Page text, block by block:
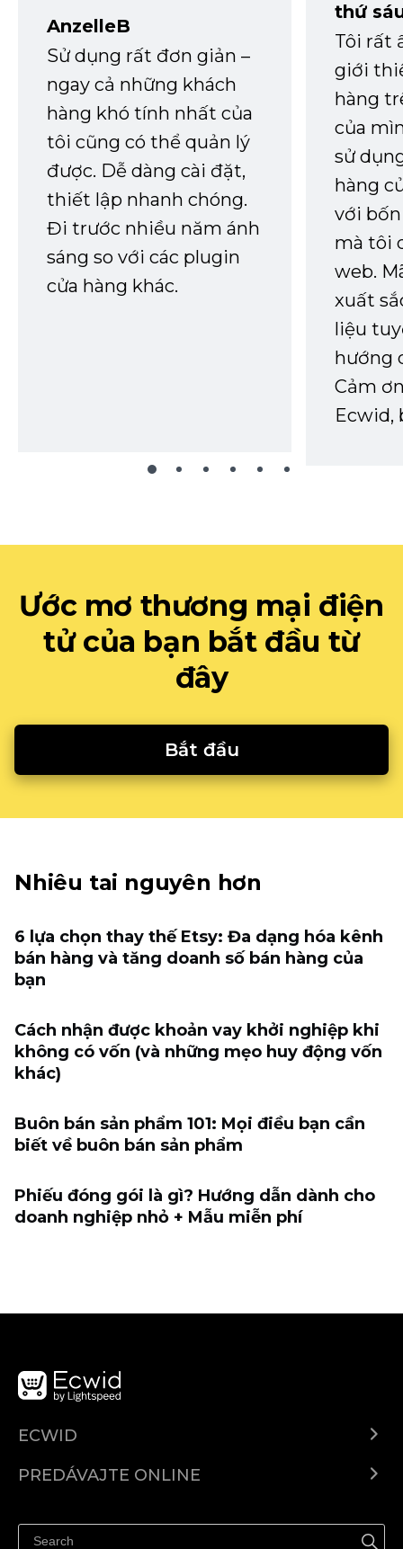
AnzelleB
Sử dụng rất đơn giản –
ngay cả những khách
hàng khó tính nhất của
tôi cũng có thể quản lý
được. Dễ dàng cài đặt,
thiết lập nhanh chóng.
Đi trước nhiều năm ánh
sáng so với các plugin
cửa hàng khác.
thứ
Tôi rất
giới
hàng
của
sử
hàng
với
mà tôi
web.
xuất
liệu
hướng
Cảm
Ecwid,
Ước mơ thương mại điện
tử của bạn bắt đầu từ
đây
Bắt đầu
Nhiêu tai nguyên hơn
6 lựa chọn thay thế Etsy: Đa dạng hóa kênh
bán hàng và tăng doanh số bán hàng của
bạn
Cách nhận được khoản vay khởi nghiệp khi
không có vốn (và những mẹo huy động vốn
khác)
Buôn bán sản phẩm 101: Mọi điều bạn cần
biết về buôn bán sản phẩm
Phiếu đóng gói là gì? Hướng dẫn dành cho
doanh nghiệp nhỏ + Mẫu miễn phí
ECWID
Cenník
PREDÁVAJTE ONLINE
Predávajte na Facebook